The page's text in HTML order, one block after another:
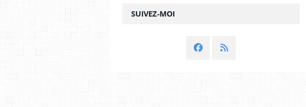
SUIVEZ-MOI